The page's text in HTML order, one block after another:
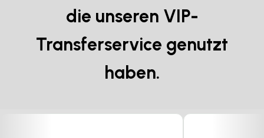
die unseren VIP-
Transferservice genutzt
haben.